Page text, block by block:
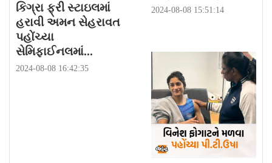
કિગ્રા ફ્રી સ્ટાઇલમાં
હરાવી અમન સેહરાવત
પહોંચ્યા
સેમિફાઈનલમાં...
2024-08-08 16:42:35
2024-08-08 15:51:14